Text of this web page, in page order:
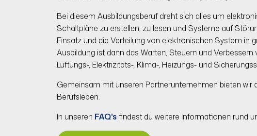
Bei diesem Ausbildungsberuf dreht sich alles um
Schaltpläne zu erstellen, zu lesen und Systeme auf
Einsatz und die Verteilung von elektronischen System in
Ausbildung ist dann das Warten, Steuern und
Lüftungs-, Elektrizitäts-, Klima-, Heizungs- und
Gemeinsam mit unseren Partnerunternehmen bieten
Berufsleben.
In unseren FAQ's findest du weitere Informationen rund